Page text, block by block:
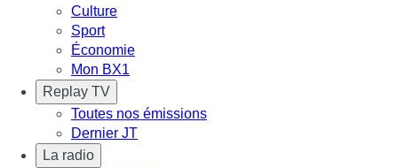
Culture
Sport
Économie
Mon BX1
Replay TV
Toutes nos émissions
Dernier JT
La radio